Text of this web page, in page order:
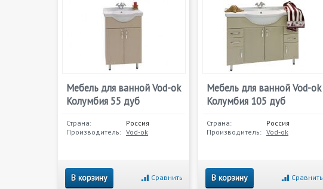
Мебель для ванной Vod-ok
Колумбия 55 дуб
Страна:
Россия
Производитель: Vod-ok
В корзину Сравнить
Мебель для ванной Vod-ok
Колумбия 105 дуб
Страна:
Россия
Производитель: Vod-ok
В корзину Сравнить